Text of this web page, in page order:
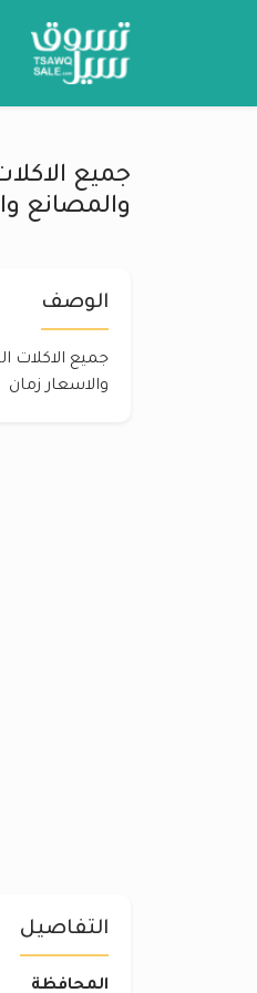
جميع
والمصانع
الوصف
جميع الاكلات
والاسعار زمان
التفاصيل
المحافظة